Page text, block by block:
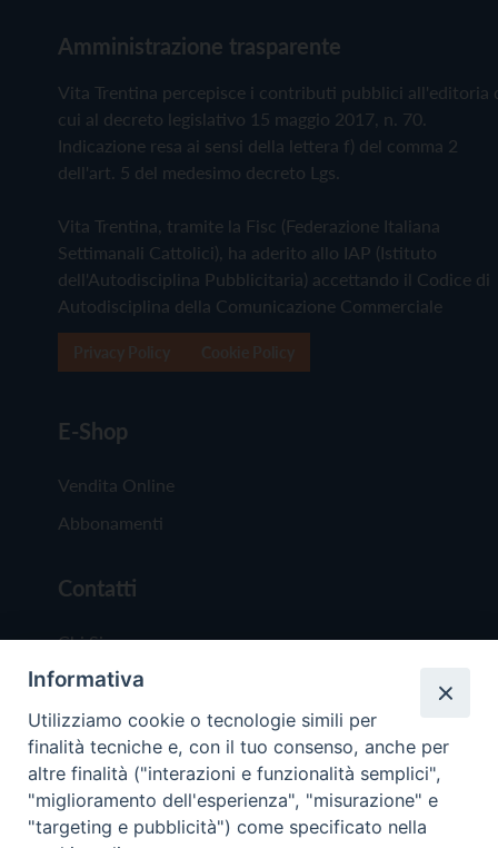
Amministrazione trasparente
Vita Trentina percepisce i contributi pubblici all'editoria
cui al decreto legislativo 15 maggio 2017, n. 70.
Indicazione resa ai sensi della lettera f) del comma 2
dell'art. 5 del medesimo decreto Lgs.
Vita Trentina, tramite la Fisc (Federazione Italiana
Settimanali Cattolici), ha aderito allo IAP (Istituto
dell'Autodisciplina Pubblicitaria) accettando il Codice di
Autodisciplina della Comunicazione Commerciale
E-Shop
Vendita Online
Abbonamenti
Contatti
Chi Siamo
Redazione
Scrivici
Informativa
Utilizziamo cookie o tecnologie simili per
finalità tecniche e, con il tuo consenso, anche per
altre finalità ("interazioni e funzionalità semplici",
"miglioramento dell'esperienza", "misurazione" e
"targeting e pubblicità") come specificato nella